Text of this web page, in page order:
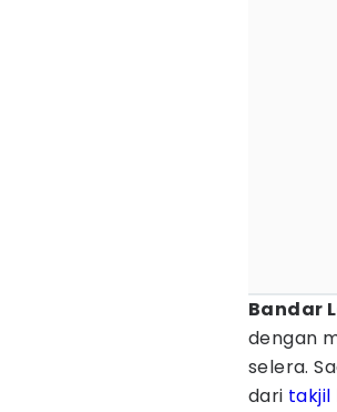
Bandar
dengan
selera.
dari takjil